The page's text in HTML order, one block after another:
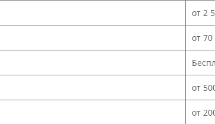
от 2
от
от
от